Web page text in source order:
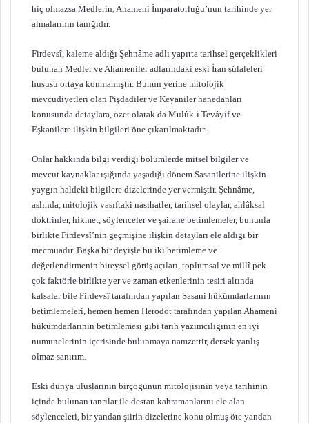
hiç olmazsa Medlerin, Ahameni İmparatorluğu’nun tarihinde yer
almalarının tanığıdır.
Firdevsî, kaleme aldığı Şehnâme adlı yapıtta tarihsel gerçeklikleri
bulunan Medler ve Ahameniler adlarındaki eski İran sülaleleri
hususu ortaya konmamıştır. Bunun yerine mitolojik
mevcudiyetleri olan Pişdadiler ve Keyaniler hanedanları
konusunda detaylara, özet olarak da Mulûk-i Tevâyif ve
Eşkanilere ilişkin bilgileri öne çıkarılmaktadır.
Onlar hakkında bilgi verdiği bölümlerde mitsel bilgiler ve
mevcut kaynaklar ışığında yaşadığı dönem Sasanilerine ilişkin
yaygın haldeki bilgilere dizelerinde yer vermiştir. Şehnâme,
aslında, mitolojik vasıftaki nasihatler, tarihsel olaylar, ahlâksal
doktrinler, hikmet, söylenceler ve şairane betimlemeler, bununla
birlikte Firdevsî’nin geçmişine ilişkin detayları ele aldığı bir
mecmuadır. Başka bir deyişle bu iki betimleme ve
değerlendirmenin bireysel görüş açıları, toplumsal ve millî pek
çok faktörle birlikte yer ve zaman etkenlerinin tesiri altında
kalsalar bile Firdevsî tarafından yapılan Sasani hükümdarlarının
betimlemeleri, hemen hemen Herodot tarafından yapılan Ahameni
hükümdarlarının betimlemesi gibi tarih yazımcılığının en iyi
numunelerinin içerisinde bulunmaya namzettir, dersek yanlış
olmaz sanırım.
Eski dünya uluslarının birçoğunun mitolojisinin veya tarihinin
içinde bulunan tanrılar ile destan kahramanlarını ele alan
söylenceleri, bir yandan şiirin dizelerine konu olmuş öte yandan